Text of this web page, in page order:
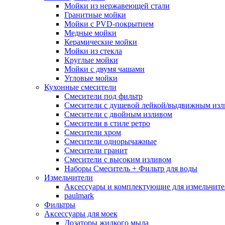
Мойки из нержавеющей стали
Гранитные мойки
Мойки с PVD-покрытием
Медные мойки
Керамические мойки
Мойки из стекла
Круглые мойки
Мойки с двумя чашами
Угловые мойки
Кухонные смесители
Смесители под фильтр
Смесители с душевой лейкой/выдвижным
Смесители с двойным изливом
Смесители в стиле ретро
Смесители хром
Смесители однорычажные
Смесители гранит
Смесители с высоким изливом
Наборы Смеситель + Фильтр для воды
Измельчители
Аксессуары и комплектующие для
paulmark
Фильтры
Аксессуары для моек
Дозаторы жидкого мыла